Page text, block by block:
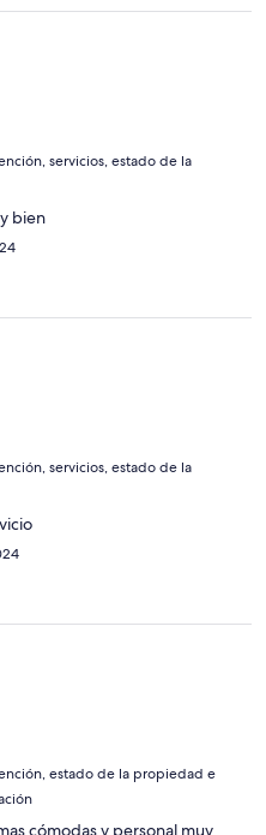
servicios, estado de la
bien
servicios, estado de la
estado de la propiedad e
cómodas y personal muy